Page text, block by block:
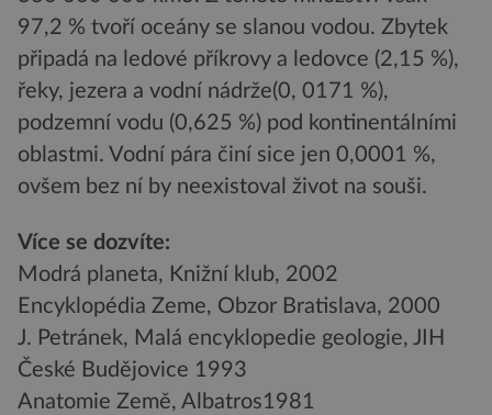
97,2 % tvoří oceány se slanou vodou. Zbytek
připadá na ledové příkrovy a ledovce (2,15 %),
řeky, jezera a vodní nádrže(0, 0171 %),
podzemní vodu (0,625 %) pod kontinentálními
oblastmi. Vodní pára činí sice jen 0,0001 %,
ovšem bez ní by neexistoval život na souši.
Více se dozvíte:
Modrá planeta, Knižní klub, 2002
Encyklopédia Zeme, Obzor Bratislava, 2000
J. Petránek, Malá encyklopedie geologie, JIH
České Budějovice 1993
Anatomie Země, Albatros1981